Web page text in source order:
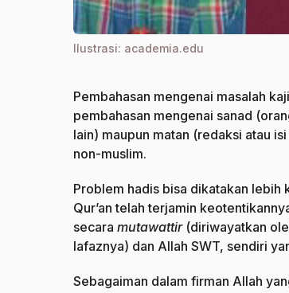
Ilustrasi: academia.edu
Pembahasan mengenai masalah
pembahasan mengenai sanad
lain) maupun matan (redaksi atau
non-muslim.
Problem hadis bisa dikatakan lebih
Qur’an telah terjamin
secara mutawattir(diriwayatkan
lafaznya) dan Allah SWT, sendiri
Sebagaiman dalam firman Allah